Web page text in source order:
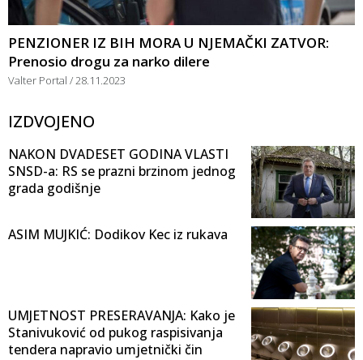
PENZIONER IZ BIH MORA U NJEMAČKI ZATVOR:
Prenosio drogu za narko dilere
Valter Portal 28.11.2023
IZDVOJENO
NAKON DVADESET GODINA VLASTI
SNSD-a: RS se prazni brzinom jednog
grada godišnje
ASIM MUJKIĆ: Dodikov Kec iz rukava
UMJETNOST PRESERAVANJA: Kako je
Stanivuković od pukog raspisivanja
tendera napravio umjetnički čin